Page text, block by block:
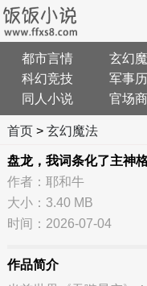
都市言情 玄幻
科幻竞技
军事
同人小说
官场
首页> 玄幻魔法
盘龙，我词条化了主神
作者：耶和牛
大小：3.40 MB
时间：2026-07-04
作品简介